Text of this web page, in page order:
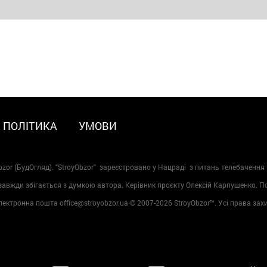
ПОЛІТИКА УМОВИ
(БудОгляд). "StroyObzor" зареєстровано у Нацраді з питань телебачення
збігається з думкою автора. Керівник проєкту Олексій Карпушенко.
пошта office@stroyobzor.ua © 2007-2026 StroyObzor™. Усі права